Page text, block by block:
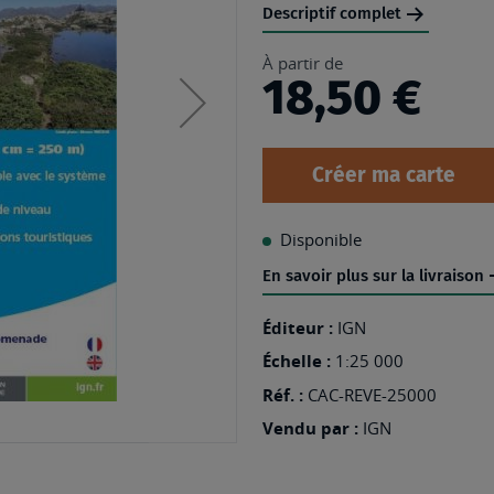
Descriptif complet
À partir de
18,50 €
Créer ma carte
Disponible
En savoir plus sur la livraison
Éditeur : IGN
Échelle : 1:25 000
Réf. : CAC-REVE-25000
Vendu par : IGN